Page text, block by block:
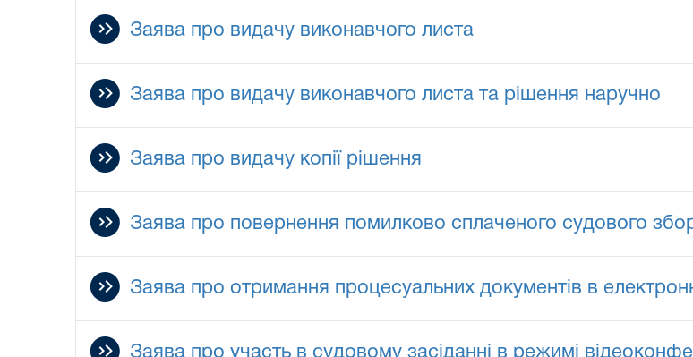
Заява про видачу виконавчого листа
Заява про видачу виконавчого листа та рішення наручно
Заява про видачу копії рішення
Заява про повернення помилково сплаченого судового
Заява про отримання процесуальних документів в
Заява про участь в судовому засіданні в режимі